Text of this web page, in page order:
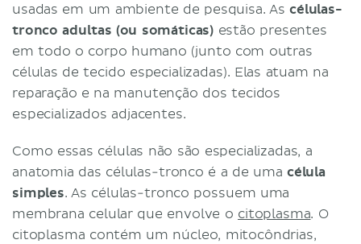
usadas em um ambiente de pesquisa. Ascélulas-
tronco adultas (ou somáticas) estão presentes
em todo o corpo humano (junto com outras
células de tecido especializadas). Elas atuam na
reparação e na manutenção dos tecidos
especializados adjacentes.
Como essas células não são especializadas, a
anatomia das células-tronco é a de uma célula
simples. As células-tronco possuem uma
membrana celular que envolve o citoplasma. O
citoplasma contém um núcleo, mitocôndrias,